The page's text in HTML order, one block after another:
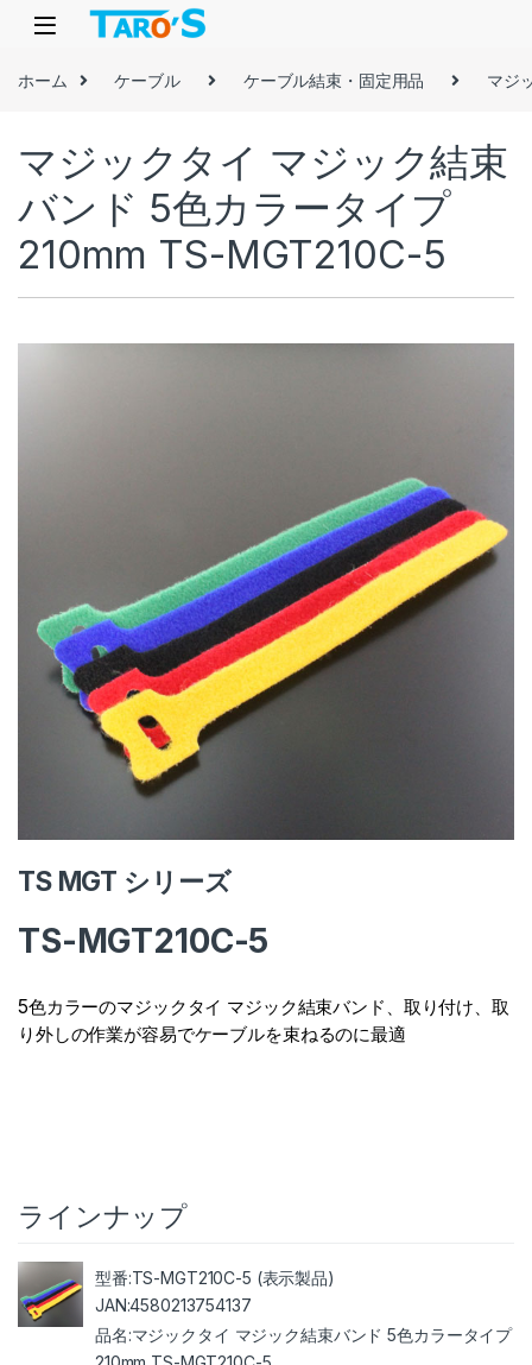
Skip to navigation
Skip to content
ホーム ケーブル ケーブル結束・固定用品 マジ
マジックタイ マジック結束
バンド 5色カラータイプ
210mm TS-MGT210C-5
TS MGT シリーズ
TS-MGT210C-5
5色カラーのマジックタイ マジック結束バンド、取り付け、取
り外しの作業が容易でケーブルを束ねるのに最適
ラインナップ
TS-MGT210C-5 (表示製品)
4580213754137
マジックタイ マジック結束バンド 5色カラータイプ